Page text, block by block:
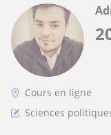
Cours en ligne
Sciences